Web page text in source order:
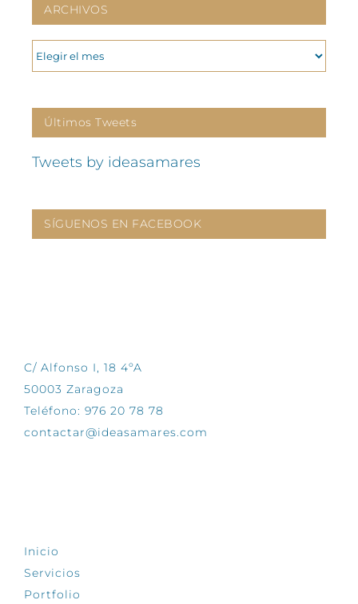
ARCHIVOS
ARCHIVOS
Últimos Tweets
Tweets by ideasamares
SÍGUENOS EN FACEBOOK
C/ Alfonso I, 18 4ºA
50003 Zaragoza
Teléfono: 976 20 78 78
contactar@ideasamares.com
Inicio
Servicios
Portfolio